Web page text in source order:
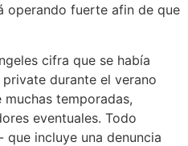
operando fuerte afin de que
cifra que se había
durante el verano
temporadas,
eventuales. Todo
incluye una denuncia